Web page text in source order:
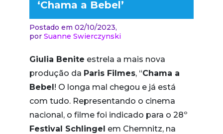
‘Chama a Bebel’
Postado em 02/10/2023,
por Suanne Swierczynski
Giulia Benite estrela a mais nova
produção da Paris Filmes, “Chama a
Bebel! O longa mal chegou e já está
com tudo. Representando o cinema
nacional, o filme foi indicado para o 28º
Festival Schlingel em Chemnitz, na